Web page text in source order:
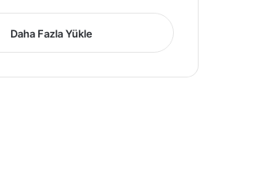
Daha Fazla Yükle